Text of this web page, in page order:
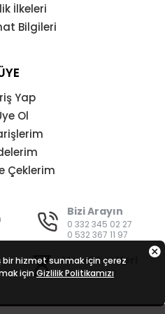
İlkeleri
Bilgileri
Yap
Ol
Çeklerim
Bizi Arayın
0 332 345 02 27
0 532 367 11 97
Mesai Saatleri
08:00 - 19:00
hizmet sunmak için çerez
için Gizlilik Politikamızı